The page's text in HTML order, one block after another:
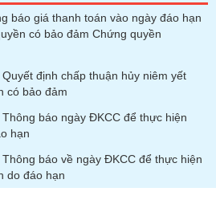
báo giá thanh toán vào ngày đáo hạn
có bảo đảm Chứng quyền
định chấp thuận hủy niêm yết
có bảo đảm
báo ngày ĐKCC để thực hiện
hạn
báo về ngày ĐKCC để thực hiện
do đáo hạn